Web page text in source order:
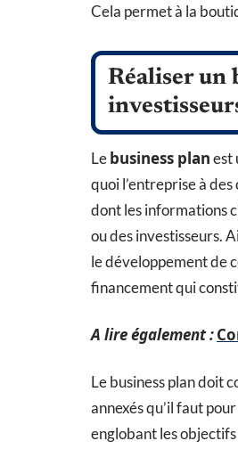
Cela permet à la
Réaliser un
Lebusiness planest
quoi l’entreprise à
dont les informations
ou des investisseurs.
le développement de
financement qui
A lire également :
Le business plan doit
annexés qu’il faut
englobant les